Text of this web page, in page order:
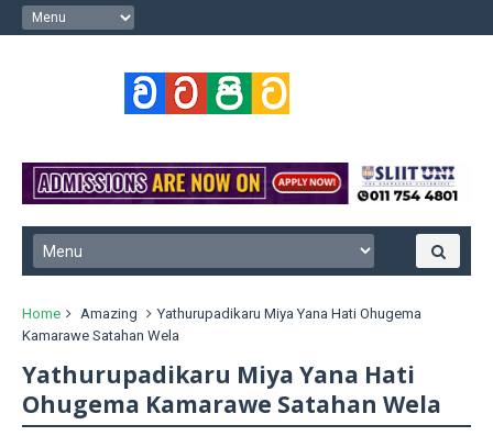
Home Amazing
Yathurupadikaru Miya Yana Hati Ohugema
Kamarawe Satahan Wela
Yathurupadikaru Miya Yana Hati
Ohugema Kamarawe Satahan Wela